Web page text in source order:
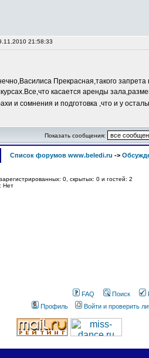
21:58:33
Прекрасная,такого
касается аренды
и сомнения и подготовка ,что и у
Показать сообщения:
Список форумов www.beledi.ru ->
зарегистрированных: 0, скрытых: 0 и гостей: 2
Нет
FAQ Поиск
Профиль
Войти и проверить